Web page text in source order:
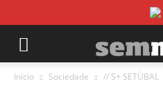
Início Sociedade // S+ SETÚBAL